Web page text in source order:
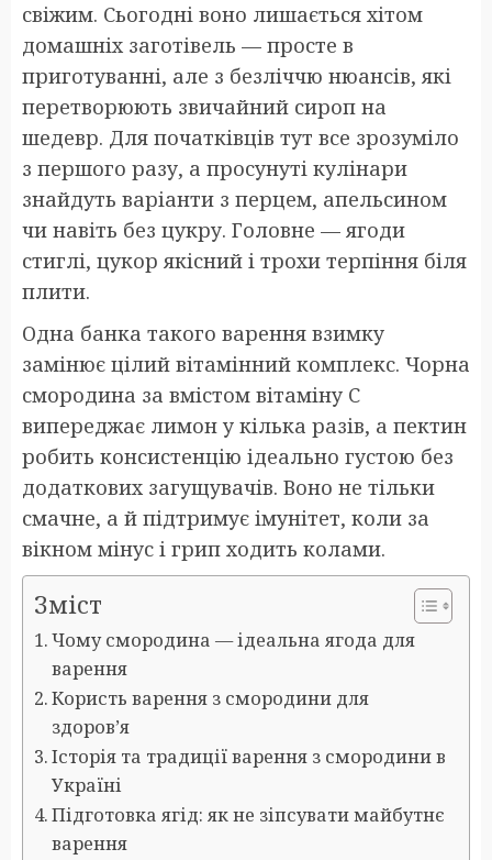
свіжим. Сьогодні воно лишається хітом
домашніх заготівель — просте в
приготуванні, але з безліччю нюансів, які
перетворюють звичайний сироп на
шедевр. Для початківців тут все зрозуміло
з першого разу, а просунуті кулінари
знайдуть варіанти з перцем, апельсином
чи навіть без цукру. Головне — ягоди
стиглі, цукор якісний і трохи терпіння біля
плити.
Одна банка такого варення взимку
замінює цілий вітамінний комплекс. Чорна
смородина за вмістом вітаміну C
випереджає лимон у кілька разів, а пектин
робить консистенцію ідеально густою без
додаткових загущувачів. Воно не тільки
смачне, а й підтримує імунітет, коли за
вікном мінус і грип ходить колами.
Зміст
Чому смородина — ідеальна ягода для
варення
Користь варення з смородини для
здоров’я
Історія та традиції варення з смородини в
Україні
Підготовка ягід: як не зіпсувати майбутнє
варення